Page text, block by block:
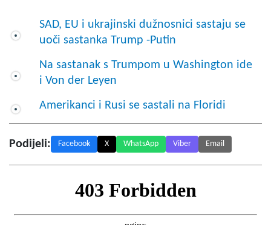
SAD, EU i ukrajinski dužnosnici sastaju se
uoči sastanka Trump -Putin
Na sastanak s Trumpom u Washington ide
i Von der Leyen
Amerikanci i Rusi se sastali na Floridi
Podijeli: Facebook X WhatsApp Viber Email